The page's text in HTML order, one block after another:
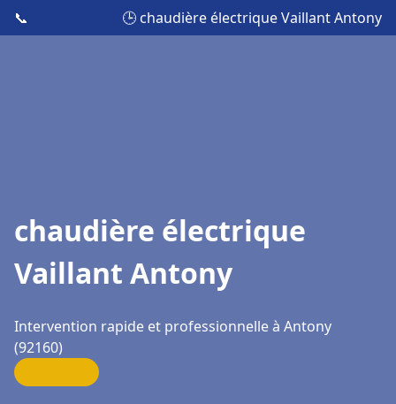
📞 🕒 chaudière électrique Vaillant Antony
chaudière électrique
Vaillant Antony
Intervention rapide et professionnelle à Antony
(92160)